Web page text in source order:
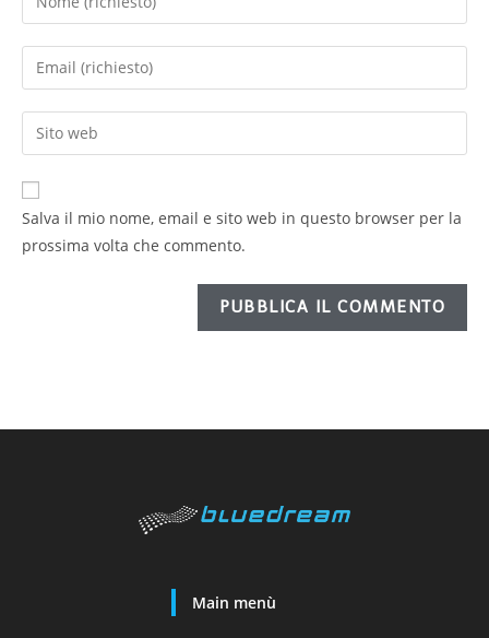
Salva il mio nome, email e sito web in questo browser per la
prossima volta che commento.
Main menù